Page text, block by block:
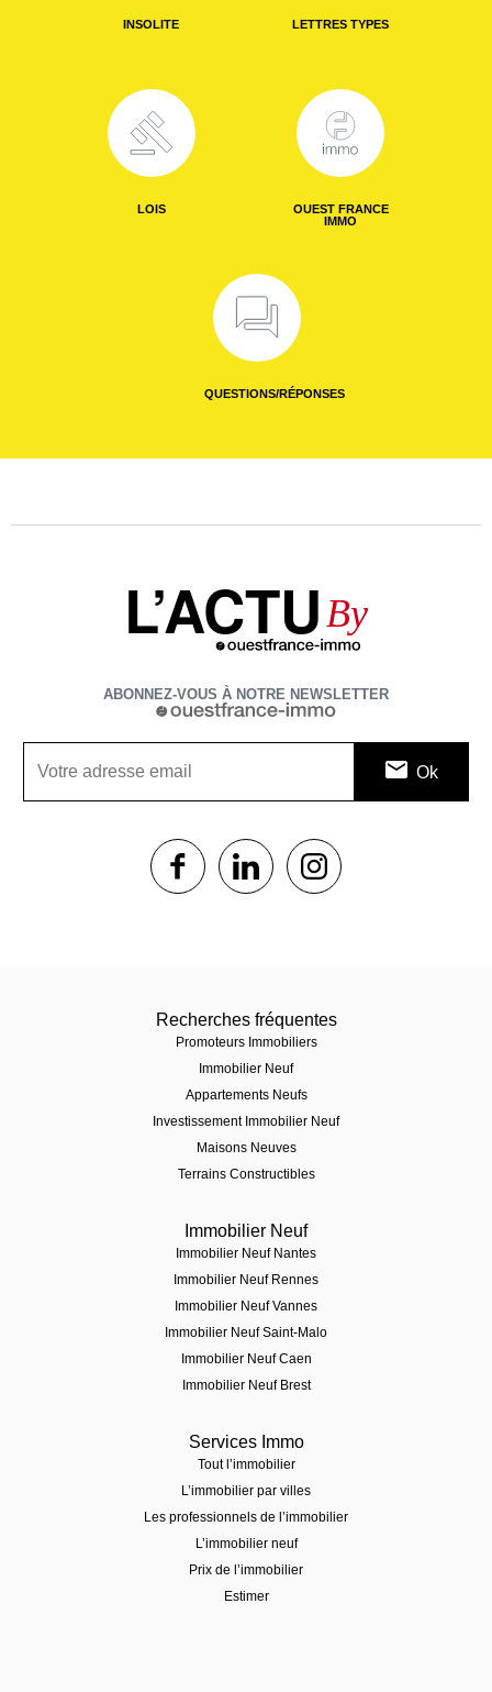
INSOLITE LETTRES TYPES
LOIS
OUEST FRANCE
IMMO
QUESTIONS/RÉPONSES
L’ACTU By
ABONNEZ-VOUS À NOTRE NEWSLETTER
1$s 1$s
Recherches fréquentes
Promoteurs Immobiliers
Immobilier Neuf
Appartements Neufs
Investissement Immobilier Neuf
Maisons Neuves
Terrains Constructibles
Immobilier Neuf
Immobilier Neuf Nantes
Immobilier Neuf Rennes
Immobilier Neuf Vannes
Immobilier Neuf Saint-Malo
Immobilier Neuf Caen
Immobilier Neuf Brest
Services Immo
Tout l’immobilier
L’immobilier par villes
Les professionnels de l’immobilier
L’immobilier neuf
Prix de l’immobilier
Estimer